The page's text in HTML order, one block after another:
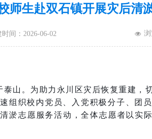
师生赴双石镇开展灾后清
山。为助力永川区灾后恢复重建，
组织校内党员、入党积极分子、团
淤志愿服务活动，全体志愿者以实
间： 2026-06-02 넶 浏